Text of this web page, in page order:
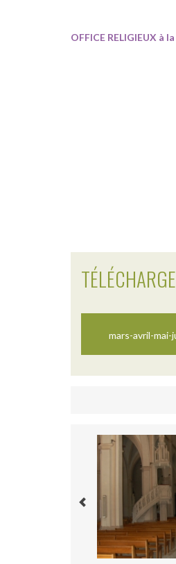
OFFICE RELIGIEUX à
mars-avril-mai-